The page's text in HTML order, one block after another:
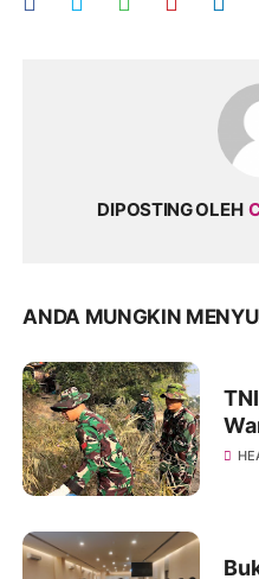
DIPOSTING OLEH
ANDA MUNGKIN